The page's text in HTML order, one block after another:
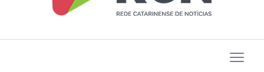
inscrições
para